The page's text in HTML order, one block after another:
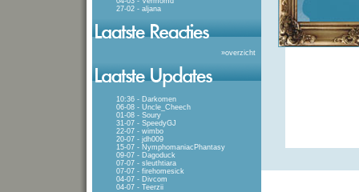
27-02 - aljana
»overzicht
10:36 - Darkomen
06-08 - Uncle_Cheech
01-08 - Soury
31-07 - SpeedyGJ
22-07 - wimbo
20-07 - jdh009
15-07 - NymphomaniacPhantasy
09-07 - Dagoduck
07-07 - sleuthtiara
07-07 - firehomesick
04-07 - Divcom
04-07 - Teerzii